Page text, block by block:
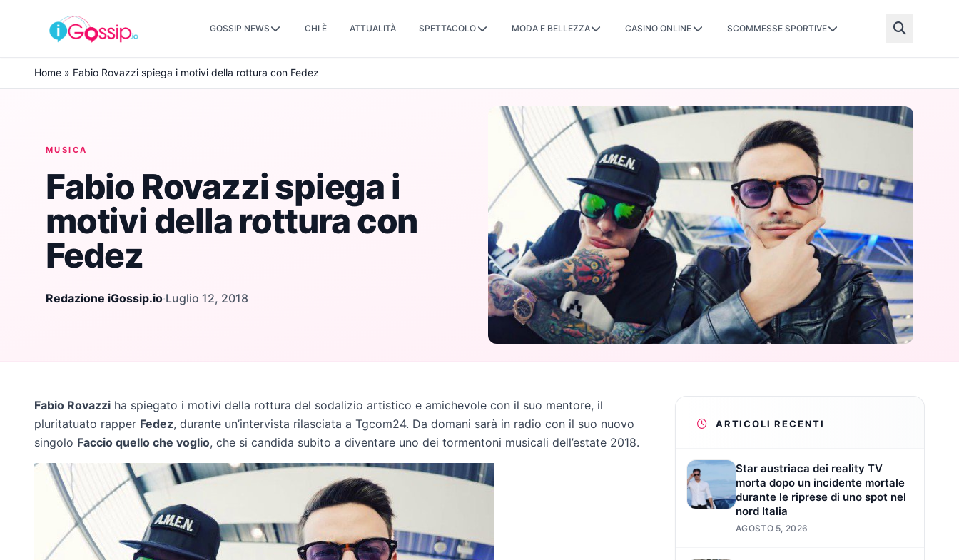
Skip to content
GOSSIP NEWS CHI È ATTUALITÀ SPETTACOLO MODA E BELLEZZA CASINO ONLINE SCOMMESSE SPORTIVE
Home » Fabio Rovazzi spiega i motivi della rottura con Fedez
MUSICA
Fabio Rovazzi spiega i
motivi della rottura con
Fedez
Redazione iGossip.io·Luglio 12, 2018
Fabio Rovazzi ha spiegato i motivi della rottura del sodalizio artistico e amichevole con il suo mentore, il
pluritatuato rapper Fedez, durante un’intervista rilasciata a Tgcom24. Da domani sarà in radio con il suo nuovo
singolo Faccio quello che voglio, che si candida subito a diventare uno dei tormentoni musicali dell’estate 2018.
ARTICOLI RECENTI
Star austriaca dei reality TV
morta dopo un incidente mortale
durante le riprese di uno spot nel
nord Italia
AGOSTO 5, 2026